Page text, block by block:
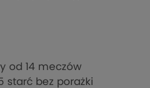
od 14 meczów
starć bez porażki